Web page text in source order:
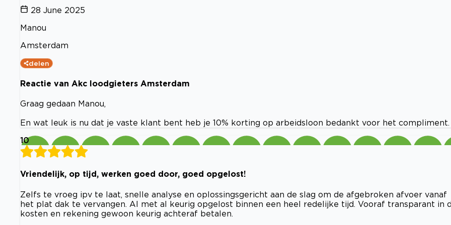
28 June 2025
Manou
Amsterdam
delen
Reactie van Akc loodgieters Amsterdam
Graag gedaan Manou,
En wat leuk is nu dat je vaste klant bent heb je 10% korting op arbeidsloon bedankt voor het compliment.
10
Vriendelijk, op tijd, werken goed door, goed opgelost!
Zelfs te vroeg ipv te laat, snelle analyse en oplossingsgericht aan de slag om de afgebroken afvoer vanaf
het plat dak te vervangen. Al met al keurig opgelost binnen een heel redelijke tijd. Vooraf transparant in
kosten en rekening gewoon keurig achteraf betalen.